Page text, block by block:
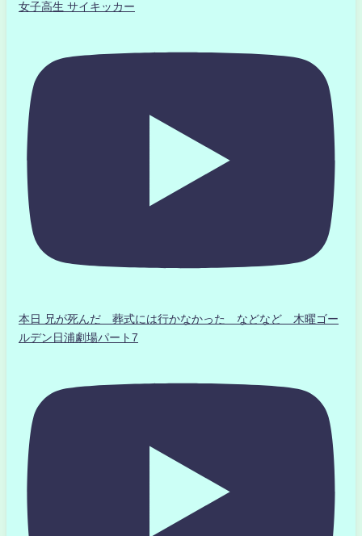
女子高生 サイキッカー
本日 兄が死んだ 葬式には行かなかった などなど 木曜ゴー
ルデン日浦劇場パート7